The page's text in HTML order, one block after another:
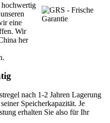
hochwertig
eine
Wir
her
nach 1-2 Jahren Lagerung
Speicherkapazität. Je
erhalten Sie also für Ihr